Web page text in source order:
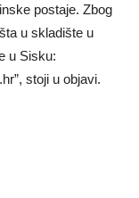
postaje. Zbog
u skladište u
u Sisku:
”, stoji u objavi.